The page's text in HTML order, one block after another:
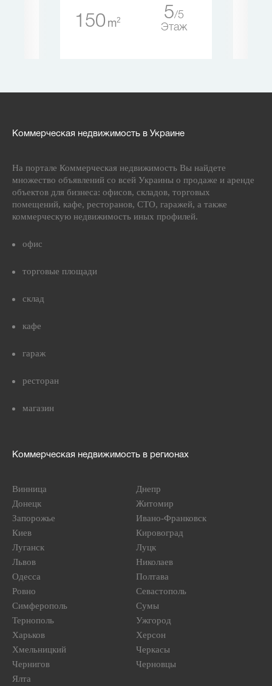
150 m2 5 5
Этаж
Коммерческая недвижимость в Украине
На портале Коммерческая недвижимость Вы найдете
множество объявлений со всей Украины о продаже и аренде
объектов для бизнеса: офисов, складов, торговых
помещений, кафе, ресторанов, СТО, гаражей, а также
коммерческую недвижимость иных профилей.
офис
торговые площади
склад
кафе
гараж
ресторан
магазин
Коммерческая недвижимость в регионах
Винница
Днепр
Донецк
Житомир
Запорожье
Ивано-Франковск
Киев
Кировоград
Луганск
Луцк
Львов
Николаев
Одесса
Полтава
Ровно
Севастополь
Симферополь
Сумы
Тернополь
Ужгород
Харьков
Херсон
Хмельницкий
Черкасы
Чернигов
Черновцы
Ялта